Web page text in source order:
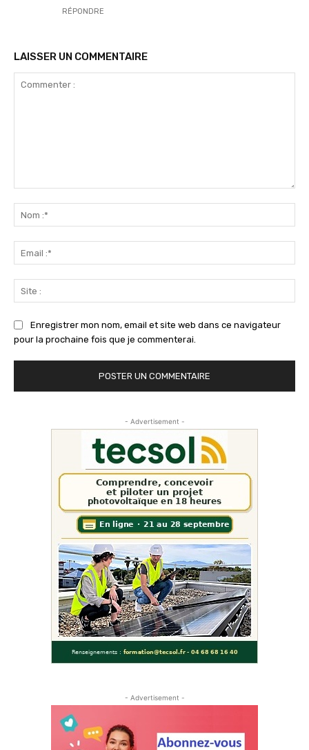
RÉPONDRE
LAISSER UN COMMENTAIRE
:*
:*
:
Enregistrer mon nom, email et site web dans ce navigateur
pour la prochaine fois que je commenterai.
- Advertisement -
- Advertisement -